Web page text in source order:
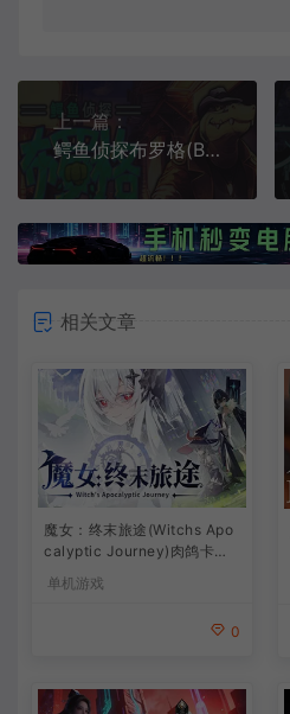
上一篇：
鳄鱼侦探布罗格(BROK the InvestiGator)侦探剧情向冒险游戏|下载
相关文章
魔女：终末旅途(Witchs Apo
calyptic Journey)肉鸽卡牌
策略游戏
单机游戏
0